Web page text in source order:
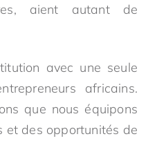
aient autant de
avec une seule
africains.
que nous équipons
et des opportunités de